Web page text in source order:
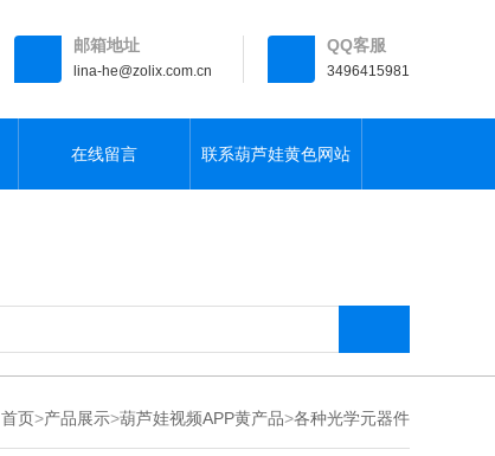
邮箱地址
lina-he@zolix.com.cn
QQ客服
3496415981
在线留言 联系葫芦娃黄色网站
首页>产品展示>葫芦娃视频APP黄产品>各种光学元器件